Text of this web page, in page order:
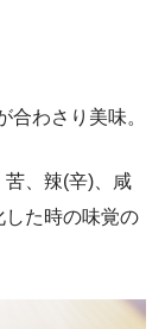
わさり美味。
、辣(辛)、咸
した時の味覚の